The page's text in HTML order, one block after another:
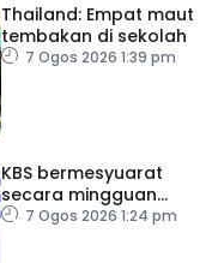
Thailand: Empat maut
tembakan di sekolah
7 Ogos 2026 1:39 pm
KBS bermesyuarat
secara mingguan
pastikan persiapan F1
7 Ogos 2026 1:24 pm